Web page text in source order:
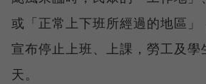
或「正常上下班所經過的地區」
宣布停止上班、上課，勞工及學
天。